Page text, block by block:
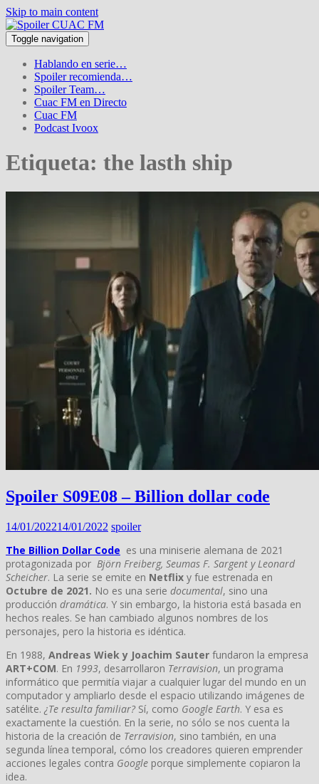
Skip to main content
Toggle navigation
Hablando en serie…
Spoiler recomienda…
Spoiler Team…
Cuac FM en Directo
Cuac FM
Podcast Ivoox
Etiqueta: the lasth ship
Spoiler S09E08 – Billion dollar code
14/01/202214/01/2022 spoiler
The Billion Dollar Code es una miniserie alemana de 2021
protagonizada por Björn Freiberg, Seumas F. Sargent y Leonard
Scheicher. La serie se emite en Netflix y fue estrenada en
Octubre de 2021. No es una serie documental, sino una
producción dramática. Y sin embargo, la historia está basada en
hechos reales. Se han cambiado algunos nombres de los
personajes, pero la historia es idéntica.
En 1988, Andreas Wiek y Joachim Sauter fundaron la empresa
ART+COM. En 1993, desarrollaron Terravision, un programa
informático que permitía viajar a cualquier lugar del mundo en un
computador y ampliarlo desde el espacio utilizando imágenes de
satélite. ¿Te resulta familiar?Sí, como Google Earth. Y esa es
exactamente la cuestión. En la serie, no sólo se nos cuenta la
historia de la creación de Terravision, sino también, en una
segunda línea temporal, cómo los creadores quieren emprender
acciones legales contra Google porque simplemente copiaron la
idea.